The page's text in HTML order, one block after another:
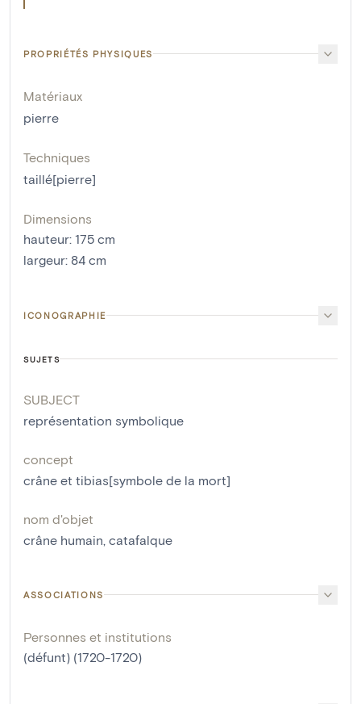
PROPRIÉTÉS PHYSIQUES
Matériaux
pierre
Techniques
taillé[pierre]
Dimensions
hauteur: 175 cm
largeur: 84 cm
ICONOGRAPHIE
SUJETS
SUBJECT
représentation symbolique
concept
crâne et tibias[symbole de la mort]
nom d'objet
crâne humain catafalque
ASSOCIATIONS
Personnes et institutions
(défunt) (1720-1720)